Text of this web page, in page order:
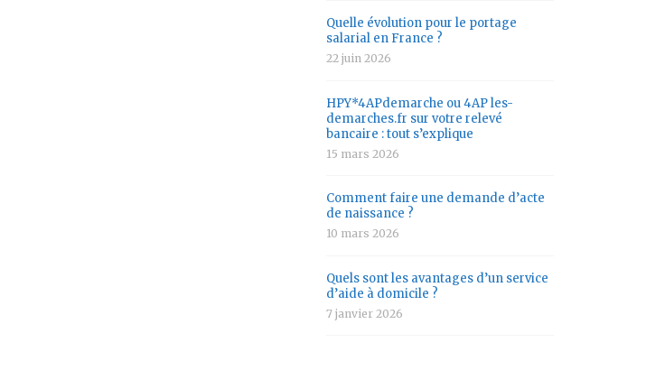
Quelle évolution pour le portage
salarial en France ?
22 juin 2026
HPY*4APdemarche ou 4AP les-
demarches.fr sur votre relevé
bancaire : tout s’explique
15 mars 2026
Comment faire une demande d’acte
de naissance ?
10 mars 2026
Quels sont les avantages d’un service
d’aide à domicile ?
7 janvier 2026